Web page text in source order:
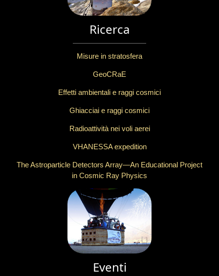
Ricerca
Misure in stratosfera
GeoCRaE
Effetti ambientali e raggi cosmici
Ghiacciai e raggi cosmici
Radioattività nei voli aerei
VHANESSA expedition
The Astroparticle Detectors Array—An Educational Project
in Cosmic Ray Physics
Eventi